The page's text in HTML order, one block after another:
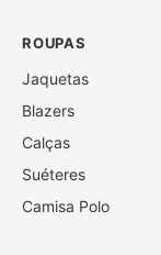
ROUPAS
Jaquetas
Blazers
Calças
Suéteres
Camisa Polo